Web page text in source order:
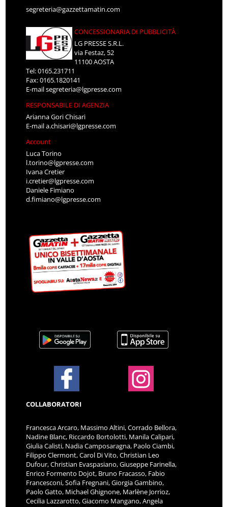
segreteria@gazzettamatin.com
CONCESSIONARIA DI PUBBLICITÀ
LG PRESSE S.R.L.
via Festaz, 52
11100 AOSTA
Tel: 0165.231711
Fax: 0165.1820141
E-mailsegreteria@lgpresse.com
RESPONSABILE DI AGENZIA
Arianna Gori Chisari
E-maila.chisari@lgpresse.com
Account
Luca Torino
l.torino@lgpresse.com
Ivana Cretier
i.cretier@lgpresse.com
Daniele Fimiano
d.fimiano@lgpresse.com
COLLABORATORI
Francesca Arcaro, Massimo Altini, Corrado Bellora,
Nadine Blanc, Riccardo Bortolotti, Manila Calipari,
Giulia Calisti, Nadia Camposaragna, Paolo Ciambi,
Filippo Clermont, Carol Di Vito, Christian Leo
Dufour, Christian Evaspasiano, Giuseppe Farinella,
Enrico Formento Dojot, Bruno Fracasso, Fabio
Francesconi, Sofia Fregnani, Giorgia Gambino,
Paolo Gatto, Michael Ghignone, Marlène Jorrioz,
Cecilia Lazzarotto, Giacomo Mangano, Angela